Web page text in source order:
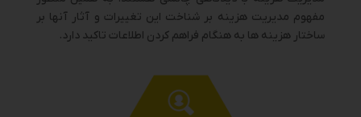
مفهوم مدیریت هزینه بر شناخت این تغییرات و آثار آنها بر
ساختار هزینه ها به هنگام فراهم کردن اطلاعات تاکید دارد.